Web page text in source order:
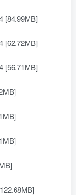
[84.99MB]
[62.72MB]
[56.71MB]